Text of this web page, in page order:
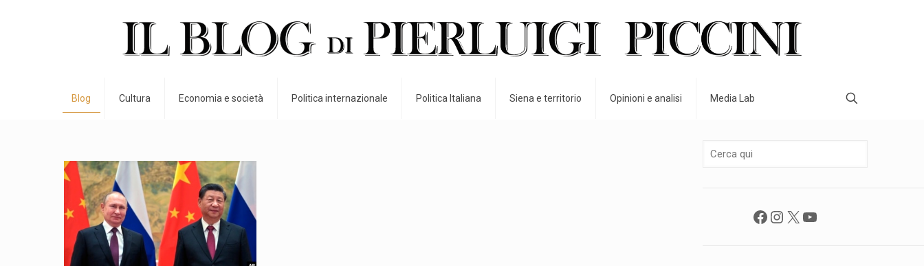
Blog Cultura Economia e società Politica internazionale Politica Italiana Siena e territorio Opinioni e analisi Media Lab
Facebook
Instagram
X YouTube